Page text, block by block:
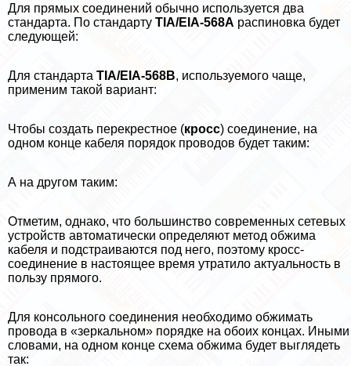
Для прямых соединений обычно используется два
стандарта. По стандарту TIA/EIA-568A распиновка будет
следующей:
Для стандарта TIA/EIA-568B, используемого чаще,
применим такой вариант:
Чтобы создать перекрестное (кросс) соединение, на
одном конце кабеля порядок проводов будет таким:
А на другом таким:
Отметим, однако, что большинство современных сетевых
устройств автоматически определяют метод обжима
кабеля и подстраиваются под него, поэтому кросс-
соединение в настоящее время утратило актуальность в
пользу прямого.
Для консольного соединения необходимо обжимать
провода в «зеркальном» порядке на обоих концах. Иными
словами, на одном конце схема обжима будет выглядеть
так: